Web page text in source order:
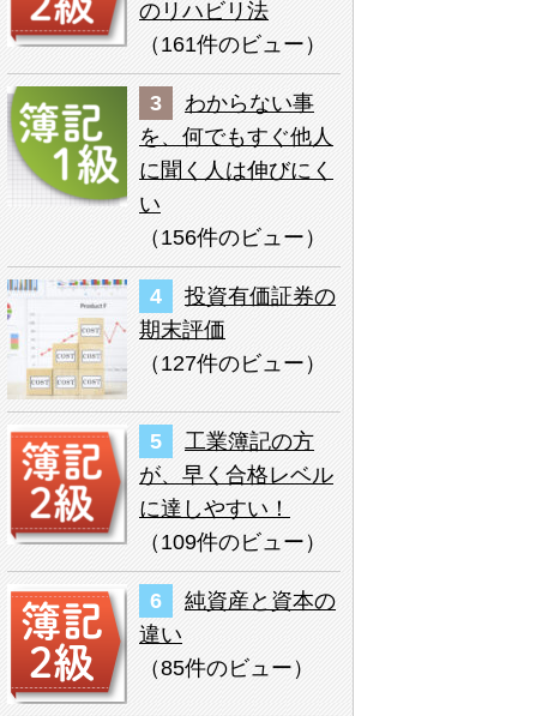
のリハビリ法
（ 161件のビュー）
わからない事
を、何でもすぐ他人
に聞く人は伸びにく
い
（ 156件のビュー ）
投資有価証券の
期末評価
（ 127件のビュー）
工業簿記の方
が、早く合格レベル
に達しやすい！
（109件のビュー ）
純資産と資本の
違い
（85件のビュー）